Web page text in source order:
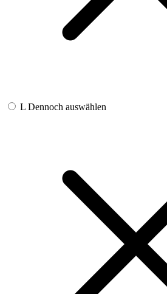
L Dennoch auswählen